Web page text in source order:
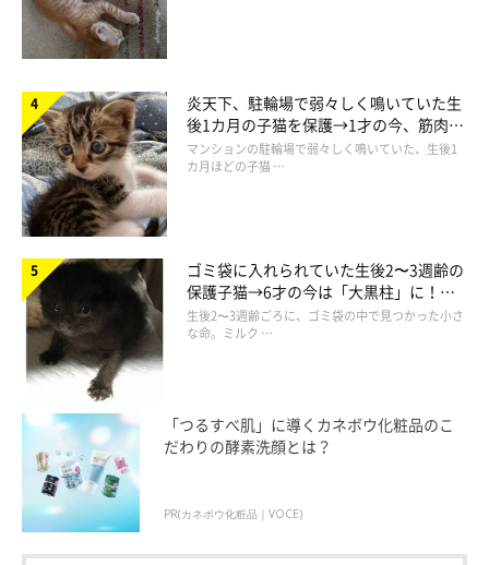
@okappan
Instagramユーザー
ぎ中なのは、猫のカゴベッド。くるんと丸まることが好きな猫ち
炎天下、駐輪場で弱々しく鳴いていた生
後1カ月の子猫を保護→1才の今、筋肉質
でツンデレなコに成長
マンションの駐輪場で弱々しく鳴いていた、生後1
カ月ほどの子猫 …
ゴミ袋に入れられていた生後2〜3週齢の
保護子猫→6才の今は「大黒柱」に！
美しい黒猫に成長した姿にグッとくる
生後2〜3週齢ごろに、ゴミ袋の中で見つかった小さ
な命。ミルク …
「つるすべ肌」に導くカネボウ化粧品のこ
だわりの酵素洗顔とは？
PR(カネボウ化粧品｜VOCE)